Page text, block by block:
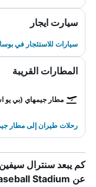
سيارت ايجار
سيارات للاستئجار في
المطارات القريبة
مطار جيمهاي (بي يو
رحلات طيران إلى مطار
كم يبعد سنترال
عن Sajik Baseball Stadium؟